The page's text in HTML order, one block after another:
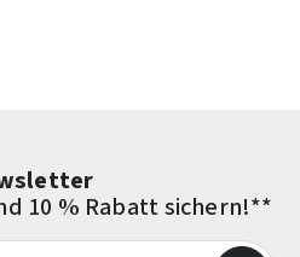
10 % Rabatt sichern!**